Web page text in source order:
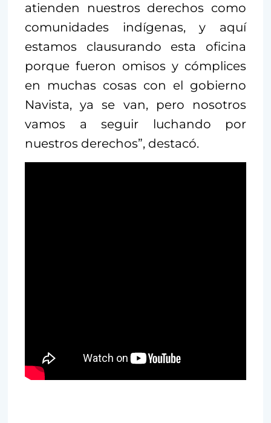
atienden nuestros derechos como
comunidades indígenas, y aquí
estamos clausurando esta oficina
porque fueron omisos y cómplices
en muchas cosas con el gobierno
Navista, ya se van, pero nosotros
vamos a seguir luchando por
nuestros derechos”, destacó.